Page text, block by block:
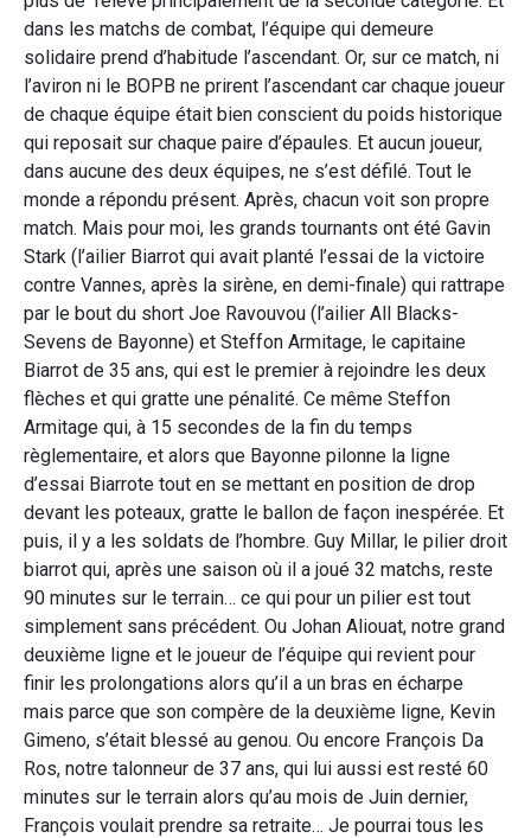
dans les matchs de combat, l’équipe qui demeure
solidaire prend d’habitude l’ascendant. Or, sur ce match, ni
l’aviron ni le BOPB ne prirent l’ascendant car chaque joueur
de chaque équipe était bien conscient du poids historique
qui reposait sur chaque paire d’épaules. Et aucun joueur,
dans aucune des deux équipes, ne s’est défilé. Tout le
monde a répondu présent. Après, chacun voit son propre
match. Mais pour moi, les grands tournants ont été Gavin
Stark (l’ailier Biarrot qui avait planté l’essai de la victoire
contre Vannes, après la sirène, en demi-finale) qui rattrape
par le bout du short Joe Ravouvou (l’ailier All Blacks-
Sevens de Bayonne) et Steffon Armitage, le capitaine
Biarrot de 35 ans, qui est le premier à rejoindre les deux
flèches et qui gratte une pénalité. Ce même Steffon
Armitage qui, à 15 secondes de la fin du temps
règlementaire, et alors que Bayonne pilonne la ligne
d’essai Biarrote tout en se mettant en position de drop
devant les poteaux, gratte le ballon de façon inespérée. Et
puis, il y a les soldats de l’hombre. Guy Millar, le pilier droit
biarrot qui, après une saison où il a joué 32 matchs, reste
90 minutes sur le terrain… ce qui pour un pilier est tout
simplement sans précédent. Ou Johan Aliouat, notre grand
deuxième ligne et le joueur de l’équipe qui revient pour
finir les prolongations alors qu’il a un bras en écharpe
mais parce que son compère de la deuxième ligne, Kevin
Gimeno, s’était blessé au genou. Ou encore François Da
Ros, notre talonneur de 37 ans, qui lui aussi est resté 60
minutes sur le terrain alors qu’au mois de Juin dernier,
François voulait prendre sa retraite… Je pourrai tous les